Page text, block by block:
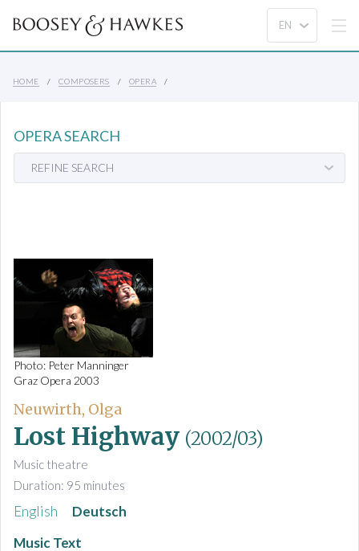
HOME COMPOSERS OPERA
OPERA SEARCH
REFINE SEARCH
Photo: Peter Manninger
Graz Opera 2003
Neuwirth, Olga
Lost Highway (2002/03)
Music theatre
Duration: 95 minutes
English
Deutsch
Music Text